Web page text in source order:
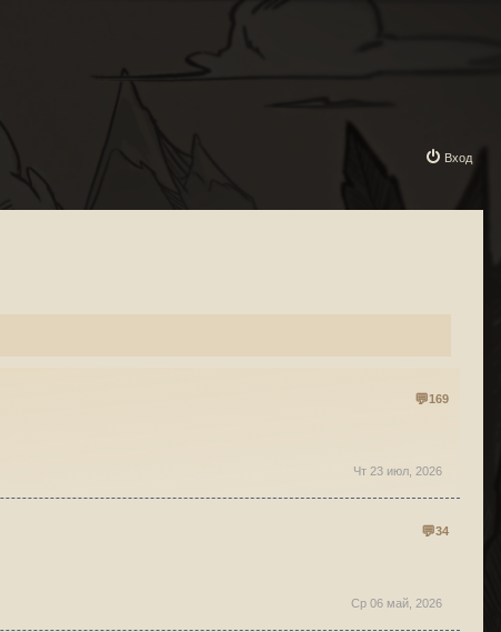
Вход
169
Чт 23 июл, 2026
34
Ср 06 май, 2026